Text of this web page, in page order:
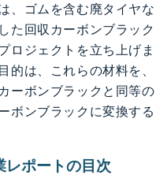
、ゴムを含む廃タイヤな
た回収カーボンブラック
ロジェクトを立ち上げま
的は、これらの材料を、
ーボンブラックと同等の
ボンブラックに変換する
レポートの目次